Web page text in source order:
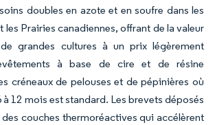
doubles en azote et en soufre dans les
les Prairies canadiennes, offrant de la valeur
grandes cultures à un prix légèrement
à base de cire et de résine
créneaux de pelouses et de pépinières où
12 mois est standard. Les brevets déposés
couches thermoréactives qui accélèrent